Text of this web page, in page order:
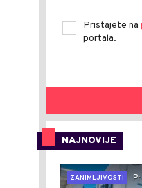
Pristajete na
portala.
NAJNOVIJE
ZANIMLJIVOSTI